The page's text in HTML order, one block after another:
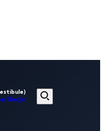
Geçin